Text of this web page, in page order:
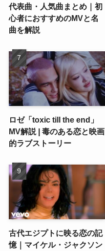
代表曲・人気曲まとめ｜初
心者におすすめのMVと名
曲を解説
ロゼ「toxic till the end」
MV解説 | 毒のある恋と映画
的ラブストーリー
古代エジプトに映る恋の記
憶｜マイケル・ジャクソン